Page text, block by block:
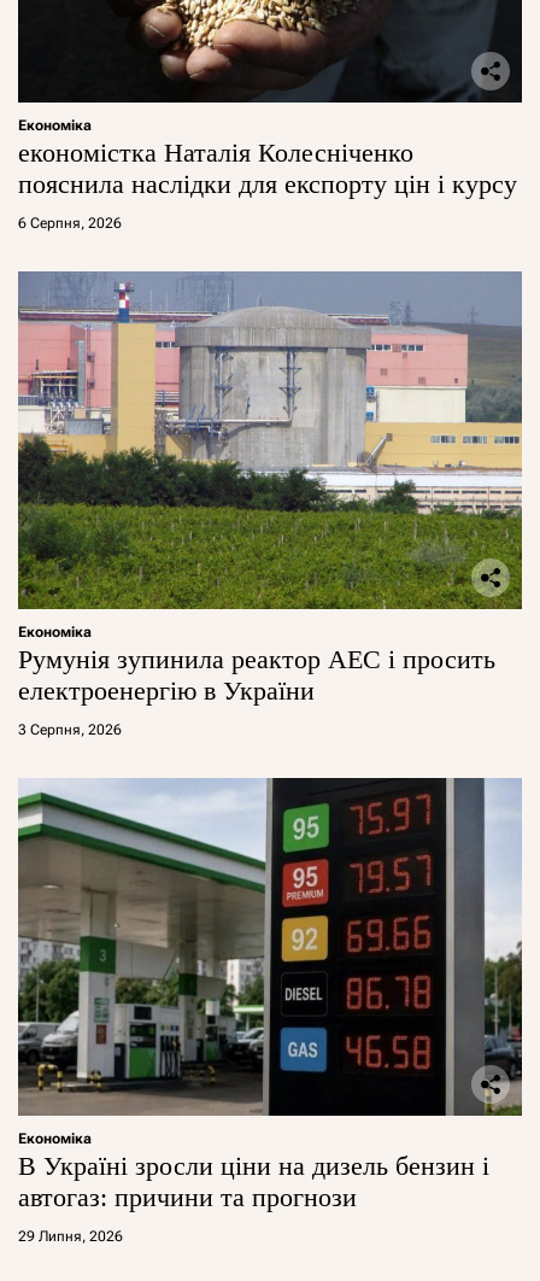
Економіка
економістка Наталія Колесніченко
пояснила наслідки для експорту цін і курсу
6 Серпня, 2026
Економіка
Румунія зупинила реактор АЕС і просить
електроенергію в України
3 Серпня, 2026
Економіка
В Україні зросли ціни на дизель бензин і
автогаз: причини та прогнози
29 Липня, 2026